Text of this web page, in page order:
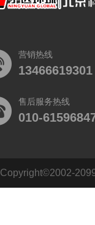
营销热线
13466619301
售后服务热线
010-
Copyright©2002-